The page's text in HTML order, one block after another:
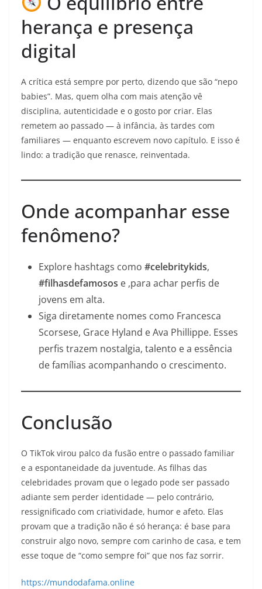
herança e presença
digital
A crítica está sempre por perto, dizendo que são “nepo
babies”. Mas, quem olha com mais atenção vê
disciplina, autenticidade e o gosto por criar. Elas
remetem ao passado — à infância, às tardes com
familiares — enquanto escrevem novo capítulo. E isso é
lindo: a tradição que renasce, reinventada.
Onde acompanhar esse
fenômeno?
Explore hashtags como #celebritykids,
#filhasdefamosos e ,para achar perfis de
jovens em alta.
Siga diretamente nomes como Francesca
Scorsese, Grace Hyland e Ava Phillippe. Esses
perfis trazem nostalgia, talento e a essência
de famílias acompanhando o crescimento.
Conclusão
O TikTok virou palco da fusão entre o passado familiar
e a espontaneidade da juventude. As filhas das
celebridades provam que o legado pode ser passado
adiante sem perder identidade — pelo contrário,
ressignificado com criatividade, humor e afeto. Elas
provam que a tradição não é só herança: é base para
construir algo novo, sempre com carinho de casa, e tem
esse toque de “como sempre foi” que nos faz sorrir.
https://mundodafama.online